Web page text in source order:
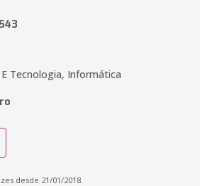
Tecnologia, Informática
desde 21/01/2018